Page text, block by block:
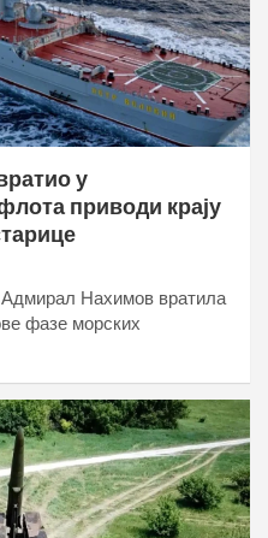
у
приводи крају
Адмирал Нахимов вратила
фазе морских